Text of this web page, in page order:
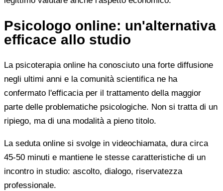
Psicologo online: un'alternativa
efficace allo studio
La psicoterapia online ha conosciuto una forte diffusione
negli ultimi anni e la comunità scientifica ne ha
confermato l'efficacia per il trattamento della maggior
parte delle problematiche psicologiche. Non si tratta di un
ripiego, ma di una modalità a pieno titolo.
La seduta online si svolge in videochiamata, dura circa
45-50 minuti e mantiene le stesse caratteristiche di un
incontro in studio: ascolto, dialogo, riservatezza
professionale.